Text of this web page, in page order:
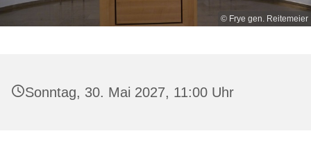
© Frye gen. Reitemeier
Sonntag, 30. Mai 2027, 11:00 Uhr